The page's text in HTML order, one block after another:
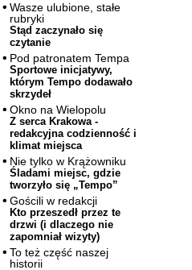
Wasze ulubione, stałe
rubryki
Stąd zaczynało się
czytanie
Pod patronatem Tempa
Sportowe inicjatywy,
którym Tempo dodawało
skrzydeł
Okno na Wielopolu
Z serca Krakowa -
redakcyjna codzienność i
klimat miejsca
Nie tylko w Krążowniku
Śladami miejsc, gdzie
tworzyło się „Tempo”
Gościli w redakcji
Kto przeszedł przez te
drzwi (i dlaczego nie
zapomniał wizyty)
To też część naszej
historii